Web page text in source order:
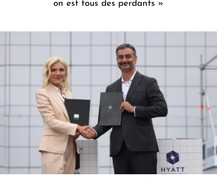
on est tous des perdants »